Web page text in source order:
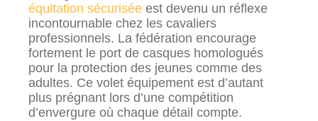
équitation sécurisée est devenu un réflexe
incontournable chez les cavaliers
professionnels. La fédération encourage
fortement le port de casques homologués
pour la protection des jeunes comme des
adultes. Ce volet équipement est d’autant
plus prégnant lors d’une compétition
d’envergure où chaque détail compte.